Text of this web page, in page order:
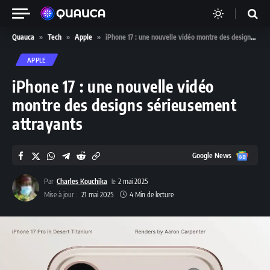
Quauca » Tech » Apple » iPhone 17 : une nouvelle vidéo montre des designs sérieusement attrayants
APPLE
iPhone 17 : une nouvelle vidéo
montre des designs sérieusement
attrayants
Par Charles Kouchika
2 mai 2025
Mise à jour : 21 mai 2025 4 Min de lecture
Google News Google